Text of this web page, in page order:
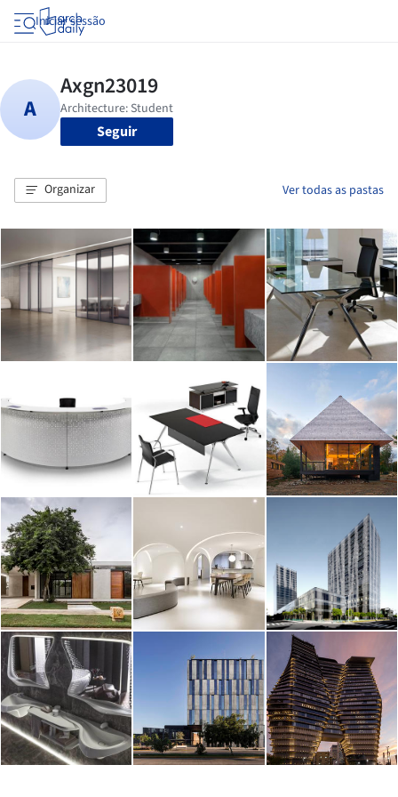
Iniciar sessão
Seguir
Organizar Ver todas as pastas